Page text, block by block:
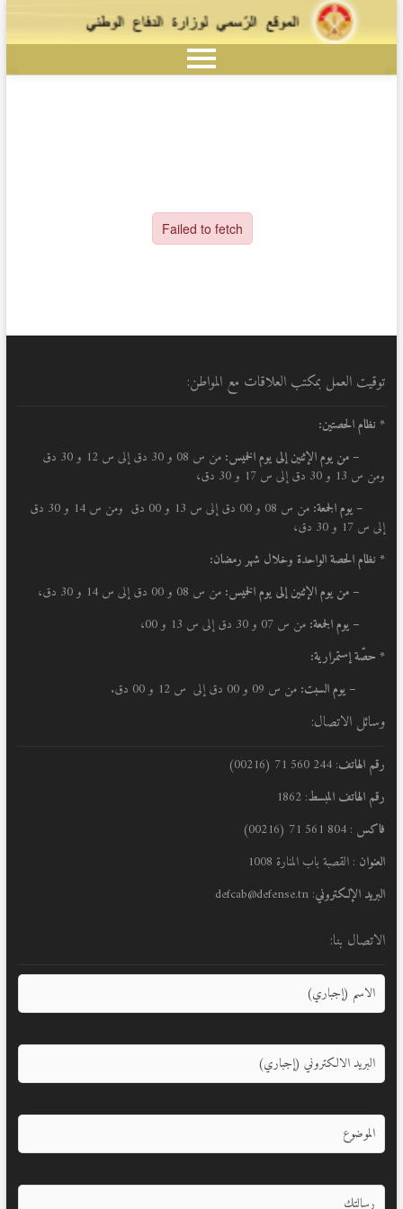
توقيت العمل بمكتب العلاقات مع المواطن:
* نظام الحصتين:
– من يوم الإثنين إلى يوم الخميس:
من س 08 و 30 دق إلى س 12 و 30 دق
ومن س 13 و 30 دق إلى س 17 و 30 دق،
– يوم الجمعة:
من س 08 و 00 دق إلى س 13 و 00 دق ومن س 14 و 30 دق
إلى س 17 و 30 دق،
* نظام الحصة الواحدة وخلال شهر رمضان:
– من يوم الإثنين إلى يوم الخميس: من س 08 و 00 دق إلى س 14 و 30 دق،
– يوم الجمعة: من س 07 و 30 دق إلى س 13 و 00،
* حصّة إستمرارية:
– يوم السبت: من س 09 و 00 دق إلى س 12 و 00 دق.
وسائل الاتصال:
رقم الهاتف: 244 560 71 (00216)
رقم الهاتف المبسط: 1862
فاكس : 804 561 71 (00216)
العنوان : القصبة باب المنارة 1008
البريد الإلكتروني: defcab@defense.tn
الاتصال بنا: